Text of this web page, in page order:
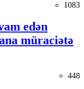
1083
edən
müraciətə
448